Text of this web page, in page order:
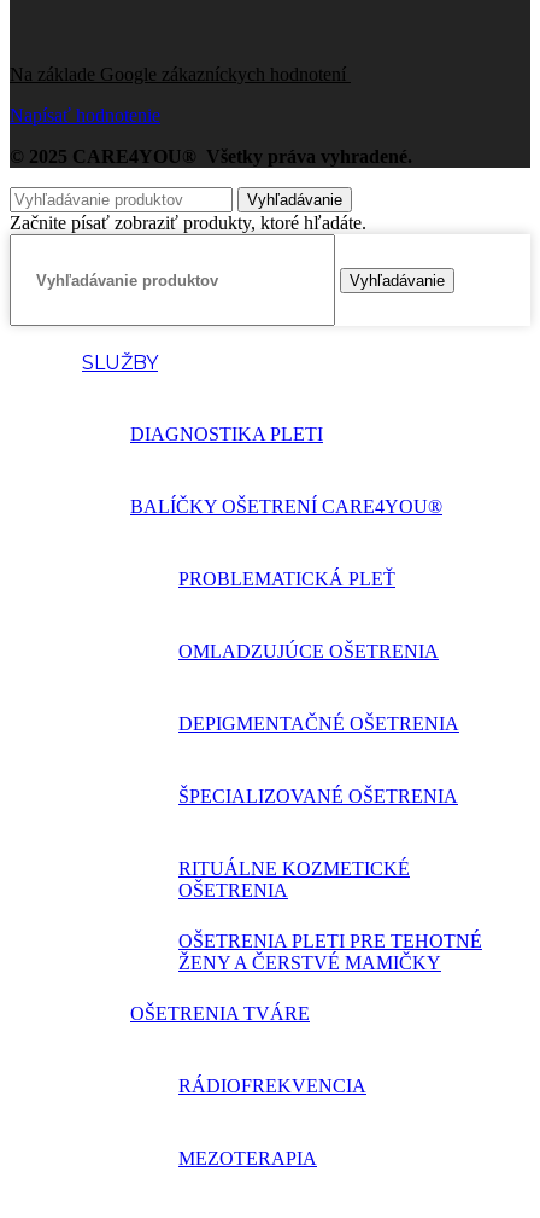
Na základe Google zákazníckych hodnotení
Napísať hodnotenie
© 2025 CARE4YOU® Všetky práva vyhradené.
Vyhľadávanie
Začnite písať zobraziť produkty, ktoré hľadáte.
Vyhľadávanie
SLUŽBY
DIAGNOSTIKA PLETI
BALÍČKY OŠETRENÍ CARE4YOU®
PROBLEMATICKÁ PLEŤ
OMLADZUJÚCE OŠETRENIA
DEPIGMENTAČNÉ OŠETRENIA
ŠPECIALIZOVANÉ OŠETRENIA
RITUÁLNE KOZMETICKÉ
OŠETRENIA
OŠETRENIA PLETI PRE TEHOTNÉ
ŽENY A ČERSTVÉ MAMIČKY
OŠETRENIA TVÁRE
RÁDIOFREKVENCIA
MEZOTERAPIA